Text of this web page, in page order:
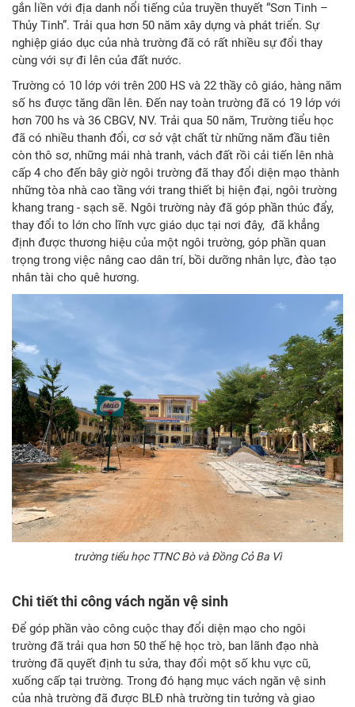
gắn liền với địa danh nổi tiếng của truyền thuyết “Sơn Tinh –
Thủy Tinh”. Trải qua hơn 50 năm xây dựng và phát triển. Sự
nghiệp giáo dục của nhà trường đã có rất nhiều sự đổi thay
cùng với sự đi lên của đất nước.
Trường có 10 lớp với trên 200 HS và 22 thầy cô giáo, hàng năm
số hs được tăng dần lên. Đến nay toàn trường đã có 19 lớp với
hơn 700 hs và 36 CBGV, NV. Trải qua 50 năm, Trường tiểu học
đã có nhiều thanh đổi, cơ sở vật chất từ những năm đầu tiên
còn thô sơ, những mái nhà tranh, vách đất rồi cải tiến lên nhà
cấp 4 cho đến bây giờ ngôi trường đã thay đổi diện mạo thành
những tòa nhà cao tầng với trang thiết bị hiện đại, ngôi trường
khang trang - sạch sẽ. Ngôi trường này đã góp phần thúc đẩy,
thay đổi to lớn cho lĩnh vực giáo dục tại nơi đây, đã khẳng
định được thương hiệu của một ngôi trường, góp phần quan
trọng trong việc nâng cao dân trí, bồi dưỡng nhân lực, đào tạo
nhân tài cho quê hương.
trường tiểu học TTNC Bò và Đồng Cỏ Ba Vì
Chi tiết thi công vách ngăn vệ sinh
Để góp phần vào công cuộc thay đổi diện mạo cho ngôi
trường đã trải qua hơn 50 thế hệ học trò, ban lãnh đạo nhà
trường đã quyết định tu sửa, thay đổi một số khu vực cũ,
xuống cấp tại trường. Trong đó hạng mục vách ngăn vệ sinh
của nhà trường đã được BLĐ nhà trường tin tưởng và giao